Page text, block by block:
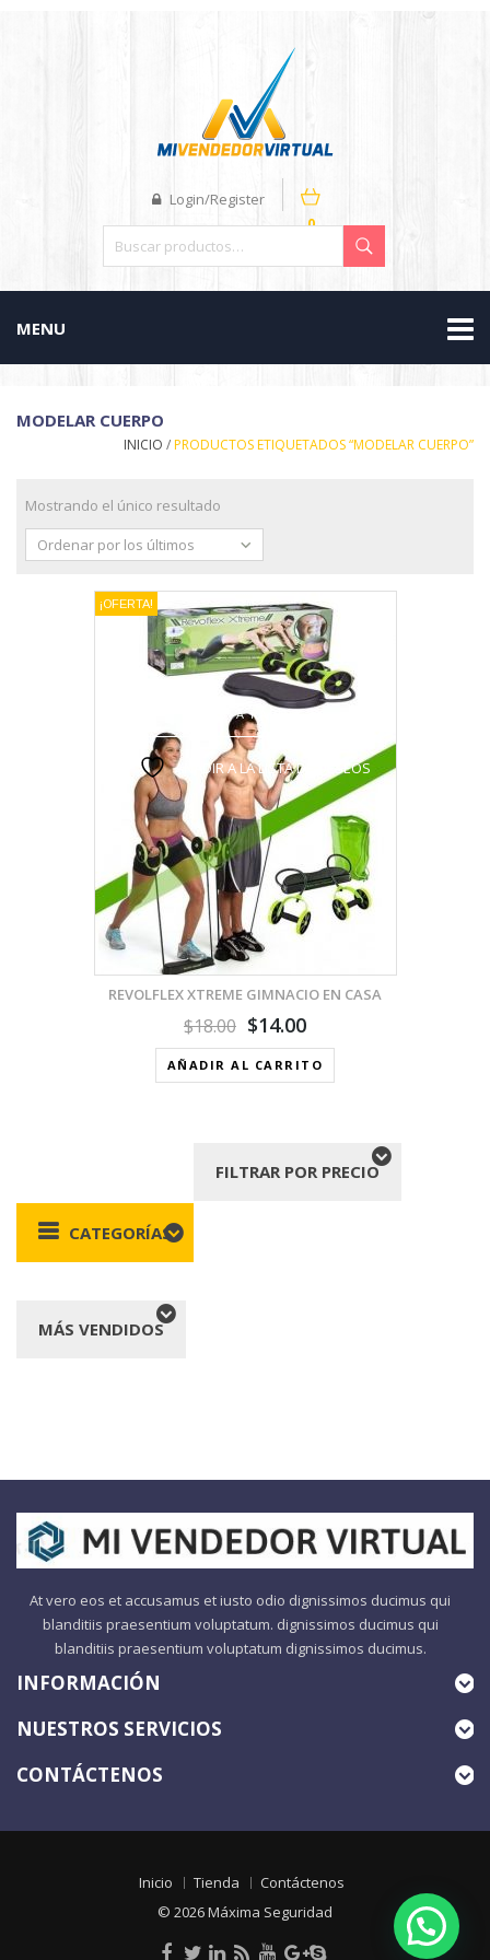
0
Login/Register
MENU
MODELAR CUERPO
INICIO /PRODUCTOS ETIQUETADOS “MODELAR CUERPO”
Mostrando el único resultado
Ordenar por los últimos
¡OFERTA!
VISTA RÁPIDA
AÑADIR A LA LISTA DE DESEOS
REVOLFLEX XTREME GIMNACIO EN CASA
$18.00 $14.00
AÑADIR AL CARRITO
CATEGORÍAS
FILTRAR POR PRECIO
MÁS VENDIDOS
At vero eos et accusamus et iusto odio dignissimos ducimus qui
blanditiis praesentium voluptatum. dignissimos ducimus qui
blanditiis praesentium voluptatum dignissimos ducimus.
INFORMACIÓN
NUESTROS SERVICIOS
CONTÁCTENOS
Inicio Tienda
Contáctenos
© 2026Máxima Seguridad